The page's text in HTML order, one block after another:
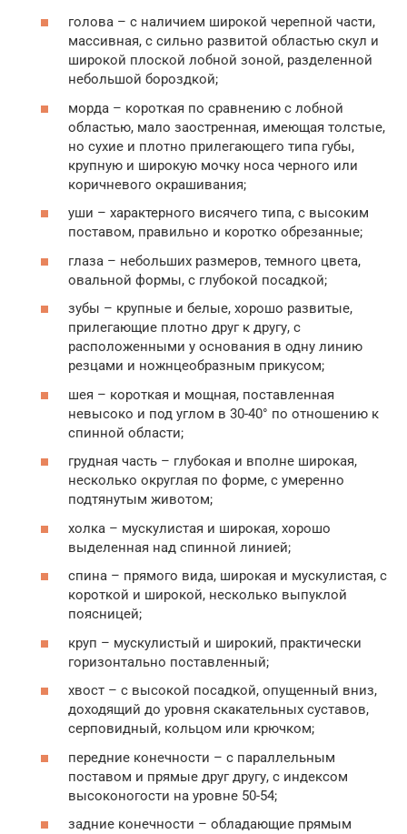
голова – с наличием широкой черепной части,
массивная, с сильно развитой областью скул и
широкой плоской лобной зоной, разделенной
небольшой бороздкой;
морда – короткая по сравнению с лобной
областью, мало заостренная, имеющая толстые,
но сухие и плотно прилегающего типа губы,
крупную и широкую мочку носа черного или
коричневого окрашивания;
уши – характерного висячего типа, с высоким
поставом, правильно и коротко обрезанные;
глаза – небольших размеров, темного цвета,
овальной формы, с глубокой посадкой;
зубы – крупные и белые, хорошо развитые,
прилегающие плотно друг к другу, с
расположенными у основания в одну линию
резцами и ножнцеобразным прикусом;
шея – короткая и мощная, поставленная
невысоко и под углом в 30-40° по отношению к
спинной области;
грудная часть – глубокая и вполне широкая,
несколько округлая по форме, с умеренно
подтянутым животом;
холка – мускулистая и широкая, хорошо
выделенная над спинной линией;
спина – прямого вида, широкая и мускулистая, с
короткой и широкой, несколько выпуклой
поясницей;
круп – мускулистый и широкий, практически
горизонтально поставленный;
хвост – с высокой посадкой, опущенный вниз,
доходящий до уровня скакательных суставов,
серповидный, кольцом или крючком;
передние конечности – с параллельным
поставом и прямые друг другу, с индексом
высоконогости на уровне 50-54;
задние конечности – обладающие прямым